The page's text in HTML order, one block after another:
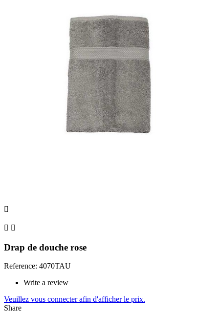

 
Drap de douche rose
Reference: 4070TAU
Write a review
Veuillez vous connecter afin d'afficher le prix.
Share